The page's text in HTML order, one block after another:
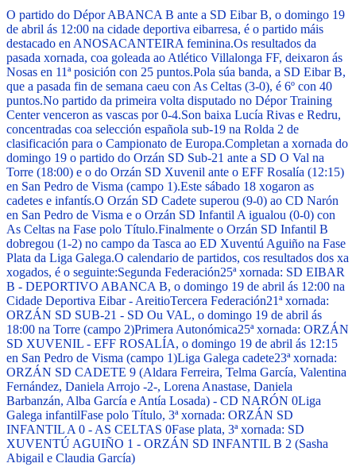
O partido do Dépor ABANCA B ante a SD Eibar B, o domingo 19
de abril ás 12:00 na cidade deportiva eibarresa, é o partido máis
destacado en ANOSACANTEIRA feminina.Os resultados da
pasada xornada, coa goleada ao Atlético Villalonga FF, deixaron ás
Nosas en 11ª posición con 25 puntos.Pola súa banda, a SD Eibar B,
que a pasada fin de semana caeu con As Celtas (3-0), é 6º con 40
puntos.No partido da primeira volta disputado no Dépor Training
Center venceron as vascas por 0-4.Son baixa Lucía Rivas e Redru,
concentradas coa selección española sub-19 na Rolda 2 de
clasificación para o Campionato de Europa.Completan a xornada do
domingo 19 o partido do Orzán SD Sub-21 ante a SD O Val na
Torre (18:00) e o do Orzán SD Xuvenil ante o EFF Rosalía (12:15)
en San Pedro de Visma (campo 1).Este sábado 18 xogaron as
cadetes e infantís.O Orzán SD Cadete superou (9-0) ao CD Narón
en San Pedro de Visma e o Orzán SD Infantil A igualou (0-0) con
As Celtas na Fase polo Título.Finalmente o Orzán SD Infantil B
dobregou (1-2) no campo da Tasca ao ED Xuventú Aguiño na Fase
Plata da Liga Galega.O calendario de partidos, cos resultados dos xa
xogados, é o seguinte:Segunda Federación25ª xornada: SD EIBAR
B - DEPORTIVO ABANCA B, o domingo 19 de abril ás 12:00 na
Cidade Deportiva Eibar - AreitioTercera Federación21ª xornada:
ORZÁN SD SUB-21 - SD Ou VAL, o domingo 19 de abril ás
18:00 na Torre (campo 2)Primera Autonómica25ª xornada: ORZÁN
SD XUVENIL - EFF ROSALÍA, o domingo 19 de abril ás 12:15
en San Pedro de Visma (campo 1)Liga Galega cadete23ª xornada:
ORZÁN SD CADETE 9 (Aldara Ferreira, Telma García, Valentina
Fernández, Daniela Arrojo -2-, Lorena Anastase, Daniela
Barbanzán, Alba García e Antía Losada) - CD NARÓN 0Liga
Galega infantilFase polo Título, 3ª xornada: ORZÁN SD
INFANTIL A 0 - AS CELTAS 0Fase plata, 3ª xornada: SD
XUVENTÚ AGUIÑO 1 - ORZÁN SD INFANTIL B 2 (Sasha
Abigail e Claudia García)